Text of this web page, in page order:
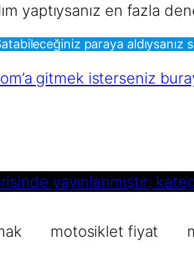
yaptıysanız en fazla
paraya aldıysanız
gitmek isterseniz
yayınlanmıştır;
motosiklet fiyat